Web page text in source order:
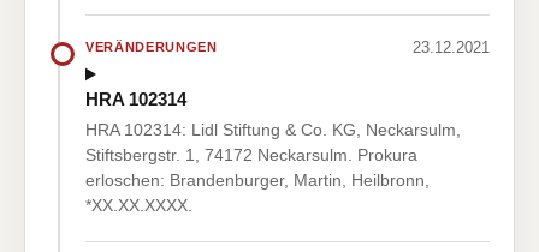
VERÄNDERUNGEN 23.12.2021
HRA 102314
HRA 102314: Lidl Stiftung & Co. KG, Neckarsulm,
Stiftsbergstr. 1, 74172 Neckarsulm. Prokura
erloschen: Brandenburger, Martin, Heilbronn,
*XX.XX.XXXX.